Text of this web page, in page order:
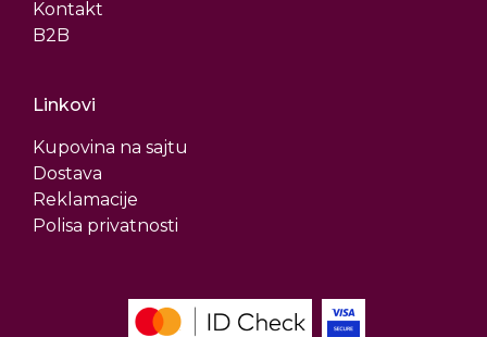
Kontakt
B2B
Linkovi
Kupovina na sajtu
Dostava
Reklamacije
Polisa privatnosti